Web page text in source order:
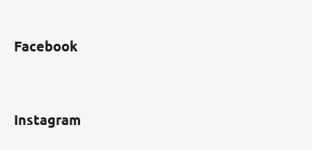
Facebook
Instagram